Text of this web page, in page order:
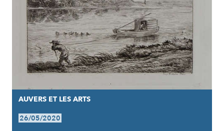
AUVERS ET LES ARTS
26/05/2020